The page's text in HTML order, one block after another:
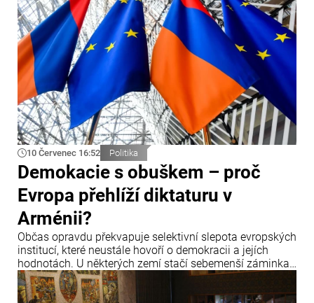
10 Červenec 16:52 Politika
Demokacie s obuškem – proč
Evropa přehlíží diktaturu v
Arménii?
Občas opravdu překvapuje selektivní slepota evropských
institucí, které neustále hovoří o demokracii a jejích
hodnotách. U některých zemí stačí sebemenší záminka,
aby zazněla obvinění, hrozby sankcemi a hlasitá
prohlášení o krizi demokracie.